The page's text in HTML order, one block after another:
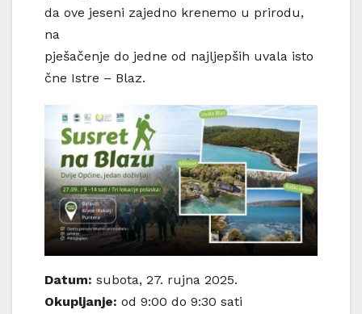
da ove jeseni zajedno krenemo u prirodu,
na
pješačenje do jedne od najljepših uvala isto
čne Istre – Blaz.
Datum: subota, 27. rujna 2025.
Okupljanje: od 9:00 do 9:30 sati